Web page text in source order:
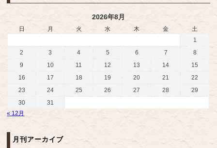
2026年8月
日 月 火 水 木 金
土
1
2
3 4 5 6 7
8
9
10 11 12 13 14
15
16
17 18 19 20 21
22
23
24 25 26 27 28
29
30
31
« 12月
月刊アーカイブ